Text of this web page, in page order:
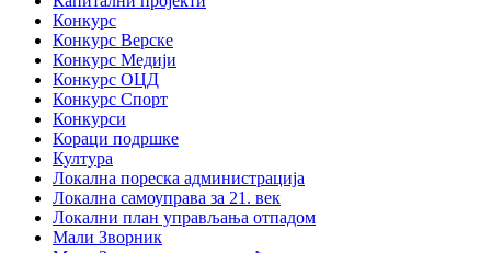
Конкурс
Конкурс Верске
Конкурс Медији
Конкурс ОЦД
Конкурс Спорт
Конкурси
Кораци подршке
Култура
Локална пореска администрација
Локална самоуправа за 21. век
Локални план управљања отпадом
Мали Зворник